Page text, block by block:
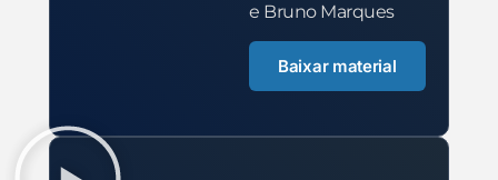
e Bruno Marques
Baixar material